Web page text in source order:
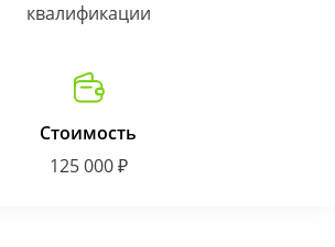
квалификации
Стоимость
125 000 ₽